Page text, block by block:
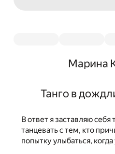
Марина
Танго в
В ответ я заставляю себя
танцевать с тем, кто
попытку улыбаться,